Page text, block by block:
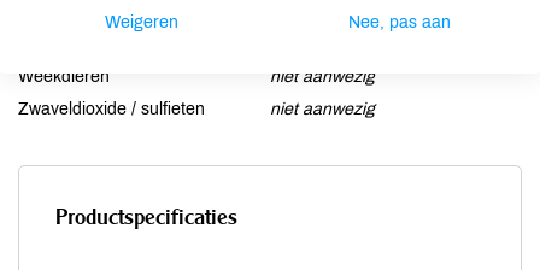
niet aanwezig
Weekdieren
niet aanwezig
Zwaveldioxide / sulfieten
niet aanwezig
Productspecificaties
Weigeren Nee, pas aan